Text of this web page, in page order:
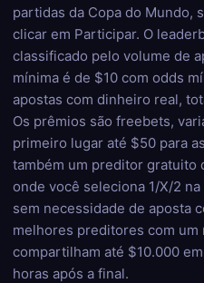
partidas da Copa do Mundo,
clicar em Participar. O
classificado pelo volume de
mínima é de $10 com odds
apostas com dinheiro real,
Os prêmios são freebets,
primeiro lugar até $50 para
também um preditor gratuito
onde você seleciona 1/X/2
sem necessidade de aposta
melhores preditores com um
compartilham até $10.000
horas após a final.